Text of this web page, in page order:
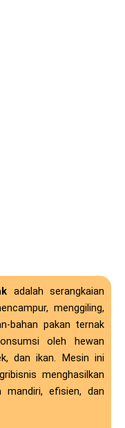
adalah serangkaian
menggiling,
bahan pakan ternak
oleh hewan
dan ikan. Mesin ini
menghasilkan
mandiri, efisien, dan